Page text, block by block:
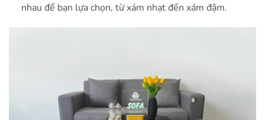
nhau để bạn lựa chọn, từ xám nhạt đến xám đậm.